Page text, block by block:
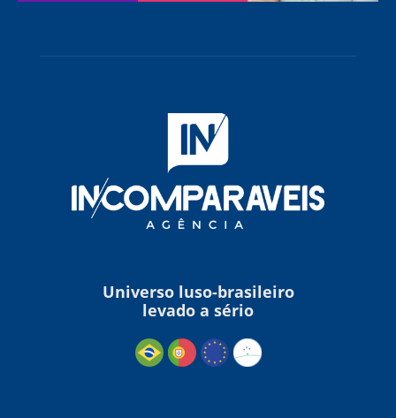
Universo luso-brasileiro
levado a sério